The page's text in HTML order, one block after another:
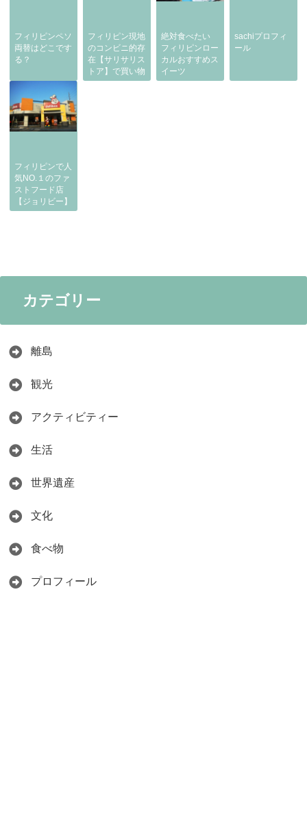
フィリピンペソ
両替はどこです
る？
フィリピン現地
のコンビニ的存
在【サリサリス
トア】で買い物
絶対食べたい
フィリピンロー
カルおすすめス
イーツ
sachiプロフィ
ール
フィリピンで人
気NO.１のファ
ストフード店
【ジョリビー】
カテゴリー
離島
観光
アクティビティー
生活
世界遺産
文化
食べ物
プロフィール